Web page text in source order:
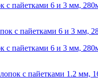
с пайетками 6 и 3 мм,
с пайетками 6 и 3 мм,